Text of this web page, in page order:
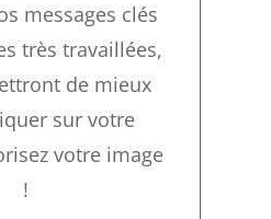
messages clés
très travaillées,
de mieux
sur votre
votre image
!